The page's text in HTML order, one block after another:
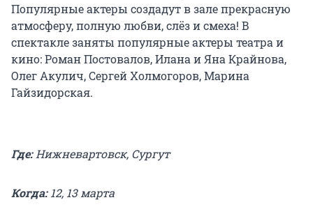
Популярные актеры создадут в зале прекрасную
атмосферу, полную любви, слёз и смеха! В
спектакле заняты популярные актеры театра и
кино: Роман Постовалов, Илана и Яна Крайнова,
Олег Акулич, Сергей Холмогоров, Марина
Гайзидорская.
Где:Нижневартовск, Сургут
Когда:12, 13 марта